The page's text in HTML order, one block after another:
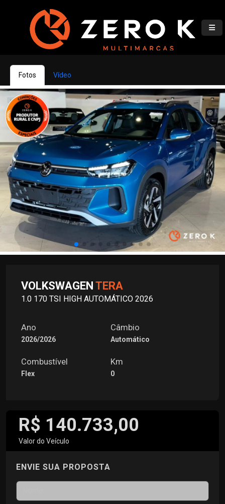
Fotos Vídeo
VOLKSWAGEN TERA
1.0 170 TSI HIGH AUTOMÁTICO 2026
Ano
2026/2026
Câmbio
Automático
Combustível
Flex
Km
0
R$ 140.733,00
Valor do Veículo
ENVIE SUA PROPOSTA